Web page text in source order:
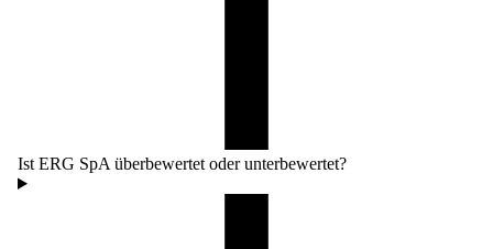
Ist ERG SpA überbewertet oder unterbewertet?